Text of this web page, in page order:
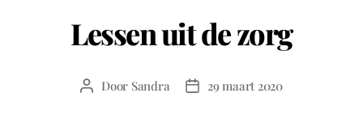
Lessen uit de zorg
Door Sandra 29 maart 2020